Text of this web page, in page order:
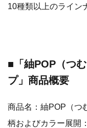
10種類以上のライン
■「紬POP（つ
プ」商品概要
商品名：紬POP（つ
柄およびカラー展開